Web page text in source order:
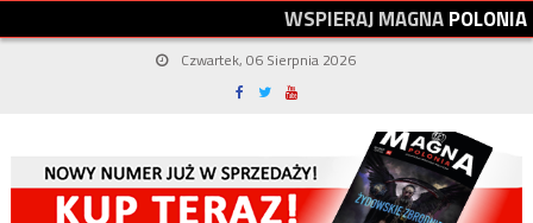
WSPIERAJMAGNAPOLONIA
Czwartek, 06 Sierpnia 2026